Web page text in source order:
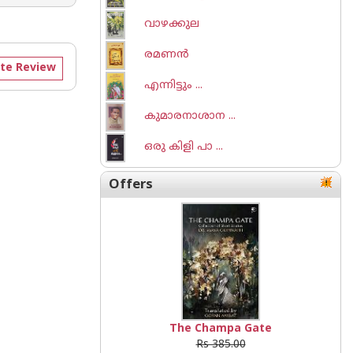
Review
വാഴക്കുല
രമണ‌ന്‍
എന്നിട്ടും ...
കുമാരനാശാന ...
ഒരു കിളി പാ ...
Offers
The Champa Gate
Rs 385.00